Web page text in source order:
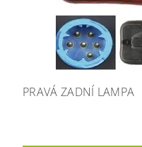
PRAVÁ ZADNÍ LAMPA